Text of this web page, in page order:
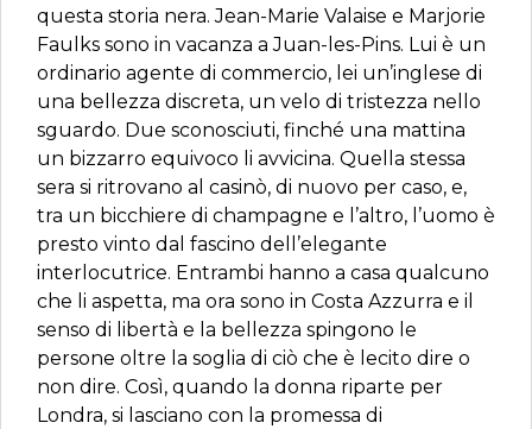
questa storia nera. Jean-Marie Valaise e Marjorie
Faulks sono in vacanza a Juan-les-Pins. Lui è un
ordinario agente di commercio, lei un’inglese di
una bellezza discreta, un velo di tristezza nello
sguardo. Due sconosciuti, finché una mattina
un bizzarro equivoco li avvicina. Quella stessa
sera si ritrovano al casinò, di nuovo per caso, e,
tra un bicchiere di champagne e l’altro, l’uomo è
presto vinto dal fascino dell’elegante
interlocutrice. Entrambi hanno a casa qualcuno
che li aspetta, ma ora sono in Costa Azzurra e il
senso di libertà e la bellezza spingono le
persone oltre la soglia di ciò che è lecito dire o
non dire. Così, quando la donna riparte per
Londra, si lasciano con la promessa di